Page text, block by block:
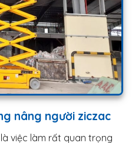
nâng người ziczac
việc làm rất quan trọng